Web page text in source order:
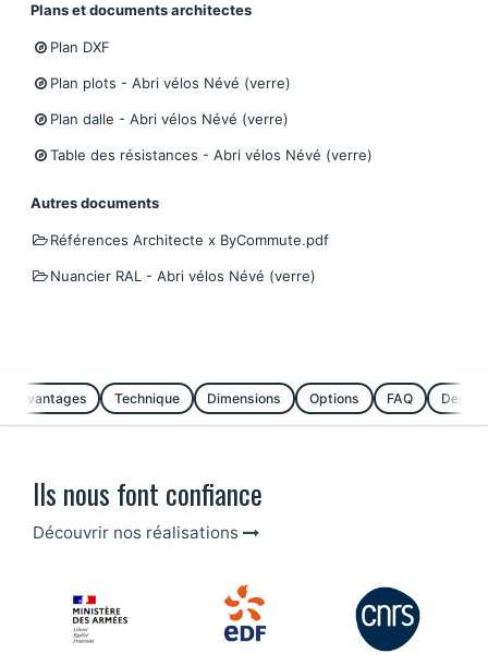
Plans et documents architectes
Plan DXF
Plan plots - Abri vélos Névé (verre)
Plan dalle - Abri vélos Névé (verre)
Table des résistances - Abri vélos Névé (verre)
Autres documents
Références Architecte x ByCommute.pdf
Nuancier RAL - Abri vélos Névé (verre)
Avantages Technique Dimensions Options FAQ
Ils nous font confiance
Découvrir nos réalisations